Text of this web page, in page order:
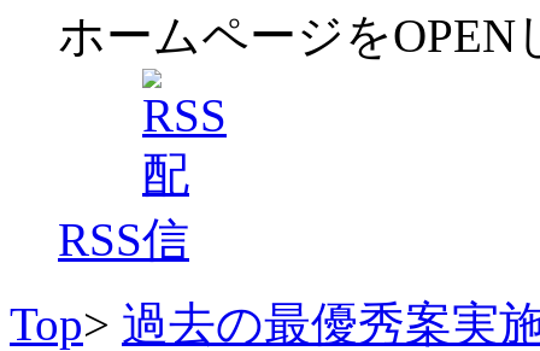
ホームページをOPEN
RSS
Top> 過去の最優秀案実